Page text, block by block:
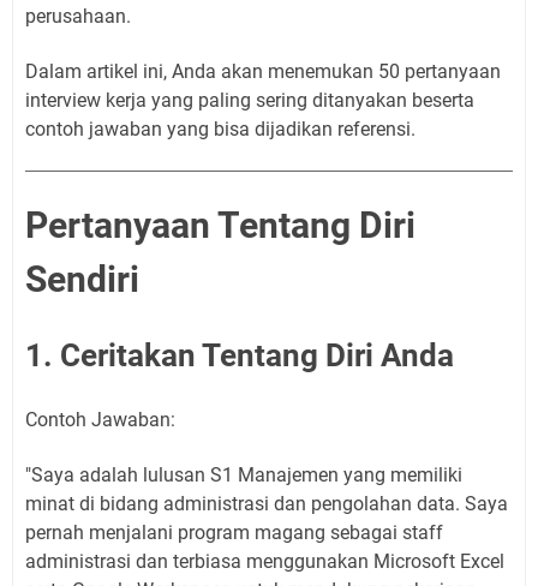
perusahaan.
Dalam artikel ini, Anda akan menemukan 50 pertanyaan
interview kerja yang paling sering ditanyakan beserta
contoh jawaban yang bisa dijadikan referensi.
Pertanyaan Tentang Diri
Sendiri
1. Ceritakan Tentang Diri Anda
Contoh Jawaban:
"Saya adalah lulusan S1 Manajemen yang memiliki
minat di bidang administrasi dan pengolahan data. Saya
pernah menjalani program magang sebagai staff
administrasi dan terbiasa menggunakan Microsoft Excel